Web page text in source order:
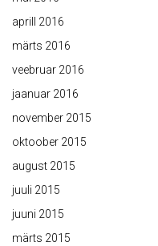
aprill 2016
märts 2016
veebruar 2016
jaanuar 2016
november 2015
oktoober 2015
august 2015
juuli 2015
juuni 2015
märts 2015